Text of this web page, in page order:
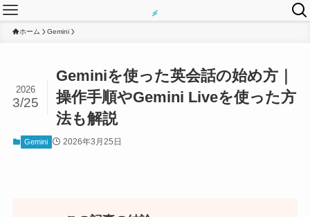
ホーム Gemini
Geminiを使った英会話の始め方｜
操作手順やGemini Liveを使った方
法も解説
2026
3/25
Gemini 2026年3月25日